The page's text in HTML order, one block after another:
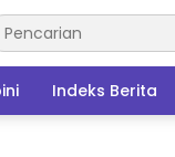
Indeks Berita